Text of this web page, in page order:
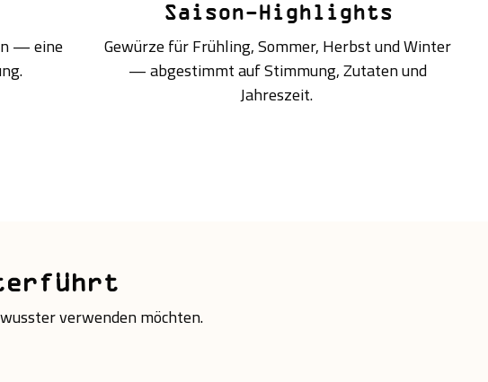
— eine
Saison-Highlights
Gewürze für Frühling, Sommer, Herbst und Winter
— abgestimmt auf Stimmung, Zutaten und
Jahreszeit.
verwenden möchten.